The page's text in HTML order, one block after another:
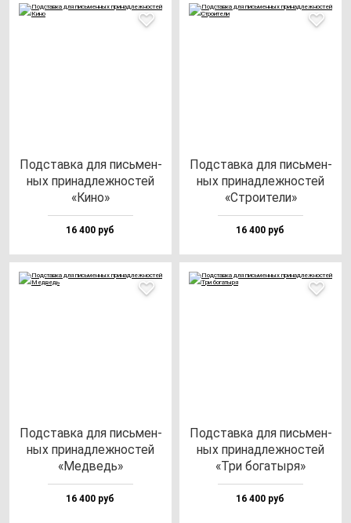
Под­став­ка для пись­мен­
ных при­над­леж­нос­тей
«Кино»
16 400 руб
Под­став­ка для пись­мен­
ных при­над­леж­нос­тей
«Стро­ите­ли»
16 400 руб
Под­став­ка для пись­мен­
ных при­над­леж­нос­тей
«Мед­ведь»
16 400 руб
Под­став­ка для пись­мен­
ных при­над­леж­нос­тей
«Три бо­га­ты­ря»
16 400 руб